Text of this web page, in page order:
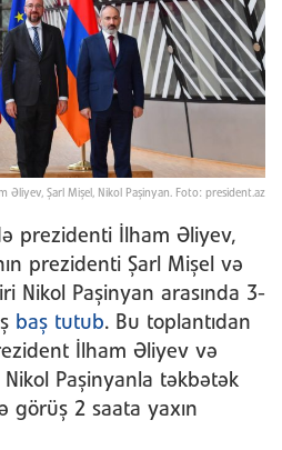
Əliyev, Şarl Mişel, Nikol Paşinyan. Foto: president.az
prezidenti İlham Əliyev,
prezidenti Şarl Mişel və
Nikol Paşinyan arasında 3-
baş tutub. Bu toplantıdan
İlham Əliyev və
Paşinyanla təkbətək
görüş 2 saata yaxın